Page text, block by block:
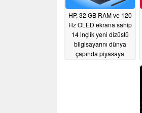
HP, 32 GB RAM ve 120
Hz OLED ekrana sahip
14 inçlik yeni dizüstü
bilgisayarını dünya
çapında piyasaya